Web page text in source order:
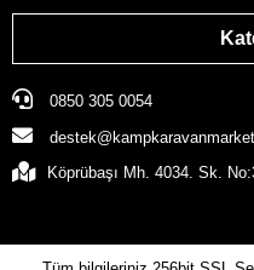
0850 305 0054
Köprübaşı Mh. 4034. Sk.